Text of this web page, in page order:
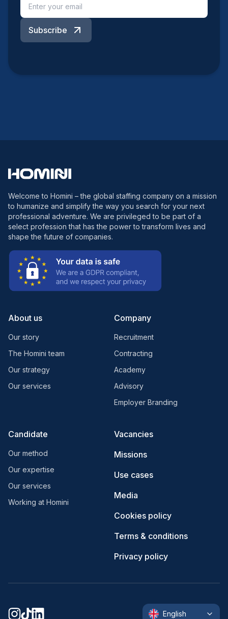
Subscribe
Welcome to Homini – the global staffing company on a mission
to humanize and simplify the way you search for your next
professional adventure. We are privileged to be part of a
select profession that has the power to transform lives and
shape the future of companies.
About us
Our story
The Homini team
Our strategy
Our services
Company
Recruitment
Contracting
Academy
Advisory
Employer Branding
Candidate
Our method
Our expertise
Our services
Working at Homini
Vacancies
Missions
Use cases
Media
Cookies policy
Terms & conditions
Privacy policy
English